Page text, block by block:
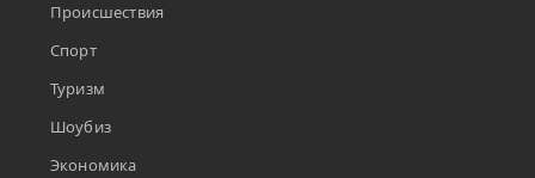
Происшествия
Спорт
Туризм
Шоубиз
Экономика